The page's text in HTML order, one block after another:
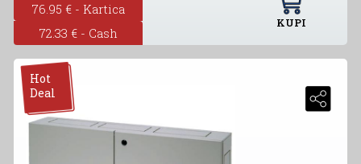
76.95 € - Kartica
72.33 € - Cash
KUPI
Hot
Deal